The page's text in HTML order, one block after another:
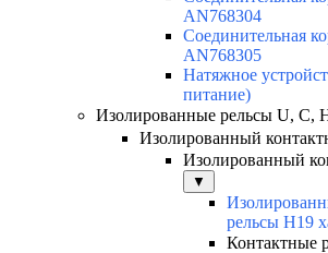
AN768304
Соединительная
AN768305
Натяжное
питание)
Изолированные рельсы U, C,
Изолированный
Изолированный
▼
рельсы Н19
Контактные